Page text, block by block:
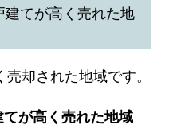
てが高く売れた地
却された地域です。
が高く売れた地域